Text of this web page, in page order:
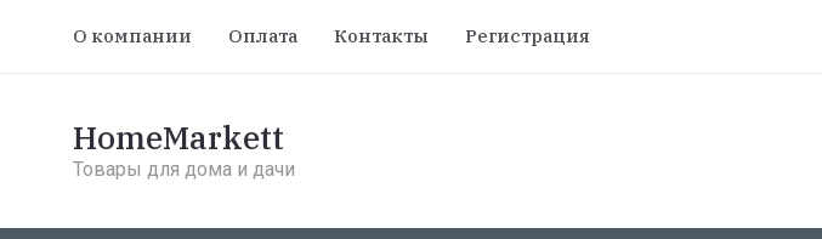
О компании Оплата Контакты Регистрация
HomeMarkett
Товары для дома и дачи